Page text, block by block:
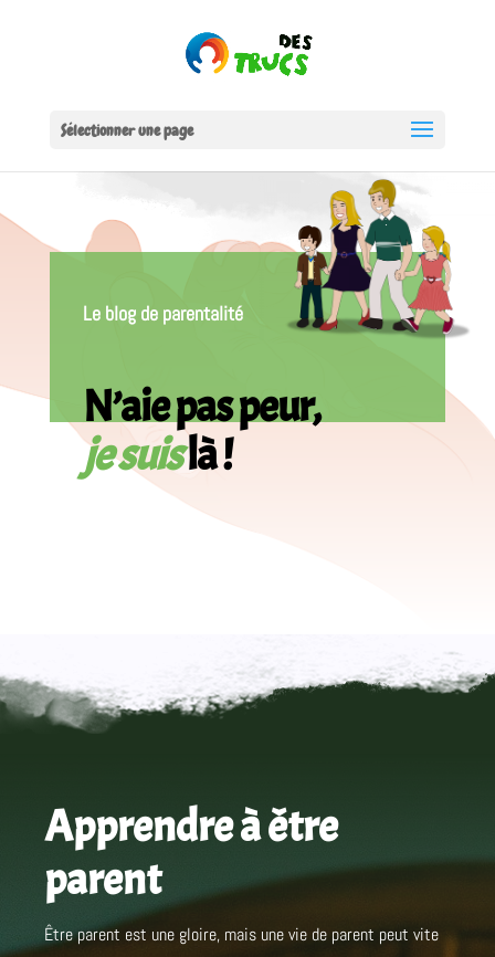
Sélectionner une page
Le blog de parentalité
N’aie pas peur,
je suislà !
Apprendre à être
parent
Être parent est une gloire, mais une vie de parent peut vite